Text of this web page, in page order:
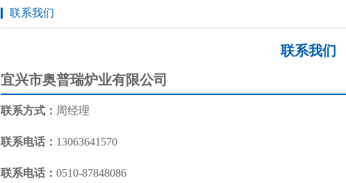
联系我们
联系我们
宜兴市奥普瑞炉业有限公司
联系方式 ： 周经理
联系电话 ： 13063641570
联系电话 ： 0510-87848086